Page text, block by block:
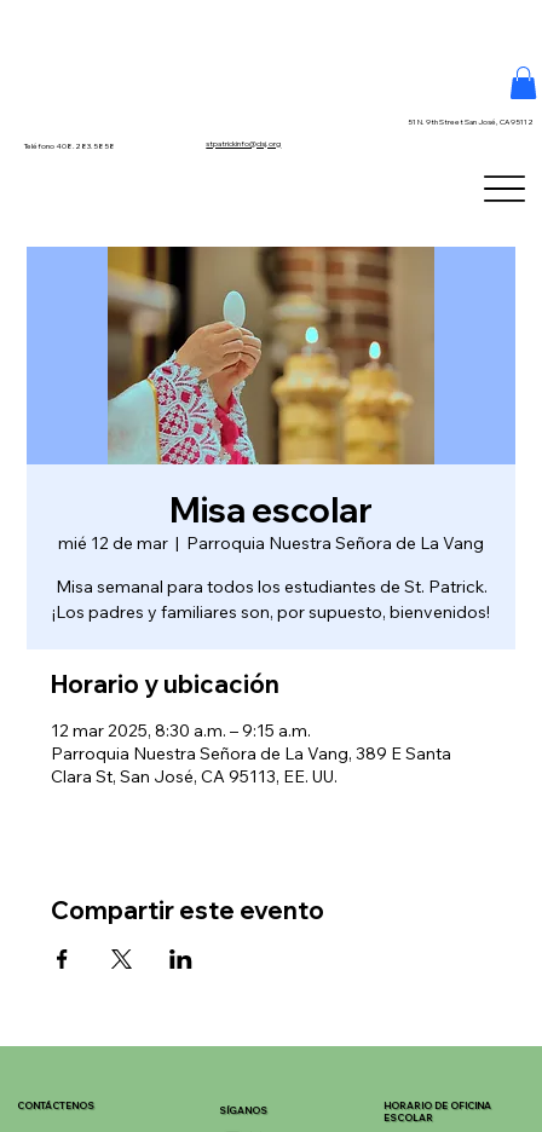
Teléfono 408.283.5858 stpatrickinfo@dsj.org
51 N. 9th Street San José, CA 95112
Misa escolar
mié 12 de mar
  |
Parroquia Nuestra Señora de La Vang
Misa semanal para todos los estudiantes de St. Patrick.
¡Los padres y familiares son, por supuesto, bienvenidos!
Horario y ubicación
12 mar 2025, 8:30 a.m. – 9:15 a.m.
Parroquia Nuestra Señora de La Vang, 389 E Santa
Clara St, San José, CA 95113, EE. UU.
Compartir este evento
CONTÁCTENOS SÍGANOS
HORARIO DE OFICINA
ESCOLAR